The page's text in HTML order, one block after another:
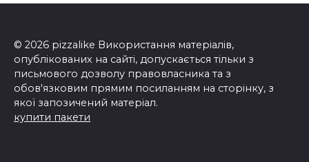
© 2026 pizzalike Використання матеріалів,
опублікованих на сайті, допускається тільки з
письмового дозволу правовласника та з
обов'язковим прямим посиланням на сторінку, з
якої запозичений матеріал.
купити пакети